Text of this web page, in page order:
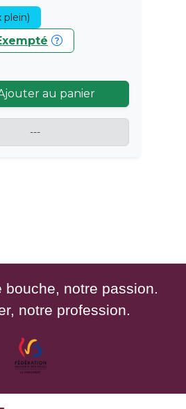
plein)
au panier
---
bouche, notre passion.
notre profession.